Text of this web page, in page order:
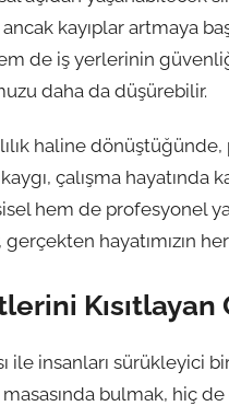
kayıplar artmaya
de iş yerlerinin
daha da düşürebilir.
haline
çalışma hayatında
hem de profesyonel
hayatımızın
Kısıtlayan
ile insanları sürükleyici
bulmak, hiç